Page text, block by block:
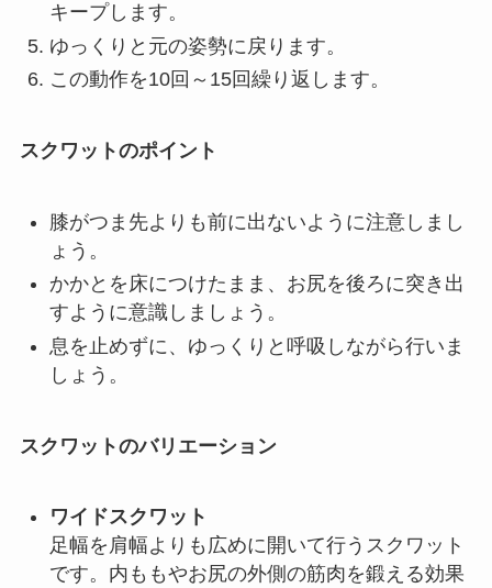
キープします。
ゆっくりと元の姿勢に戻ります。
この動作を10回～15回繰り返します。
スクワットのポイント
膝がつま先よりも前に出ないように注意しまし
ょう。
かかとを床につけたまま、お尻を後ろに突き出
すように意識しましょう。
息を止めずに、ゆっくりと呼吸しながら行いま
しょう。
スクワットのバリエーション
ワイドスクワット
足幅を肩幅よりも広めに開いて行うスクワット
です。内ももやお尻の外側の筋肉を鍛える効果